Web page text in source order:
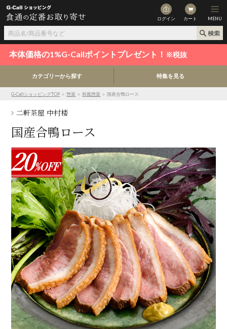
ログイン カート MENU
本体価格の1%G-Callポイントプレゼント！ ※税抜
カテゴリーから探す 特集を見る
G-CallショッピングTOP ＞惣菜 ＞和風惣菜 ＞ 国産合鴨ロース
二軒茶屋 中村楼
国産合鴨ロース